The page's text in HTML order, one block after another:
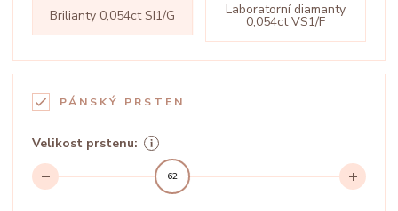
Brilianty 0,054ct SI1/G Laboratorní diamanty
0,054ct VS1/F
PÁNSKÝ PRSTEN
Velikost prstenu:
62